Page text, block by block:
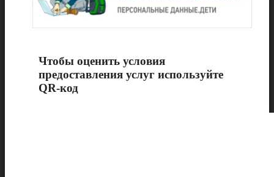
Чтобы оценить условия
предоставления услуг используйте
QR-код